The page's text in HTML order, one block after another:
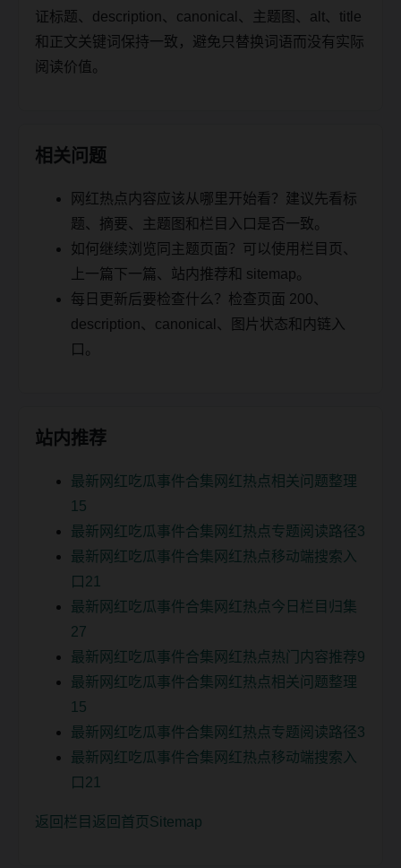
证标题、description、canonical、主题图、alt、title
和正文关键词保持一致，避免只替换词语而没有实际
阅读价值。
相关问题
网红热点内容应该从哪里开始看？建议先看标
题、摘要、主题图和栏目入口是否一致。
如何继续浏览同主题页面？可以使用栏目页、
上一篇下一篇、站内推荐和 sitemap。
每日更新后要检查什么？检查页面 200、
description、canonical、图片状态和内链入
口。
站内推荐
最新网红吃瓜事件合集网红热点相关问题整理
15
最新网红吃瓜事件合集网红热点专题阅读路径3
最新网红吃瓜事件合集网红热点移动端搜索入
口21
最新网红吃瓜事件合集网红热点今日栏目归集
27
最新网红吃瓜事件合集网红热点热门内容推荐9
最新网红吃瓜事件合集网红热点相关问题整理
15
最新网红吃瓜事件合集网红热点专题阅读路径3
最新网红吃瓜事件合集网红热点移动端搜索入
口21
返回栏目 返回首页 Sitemap